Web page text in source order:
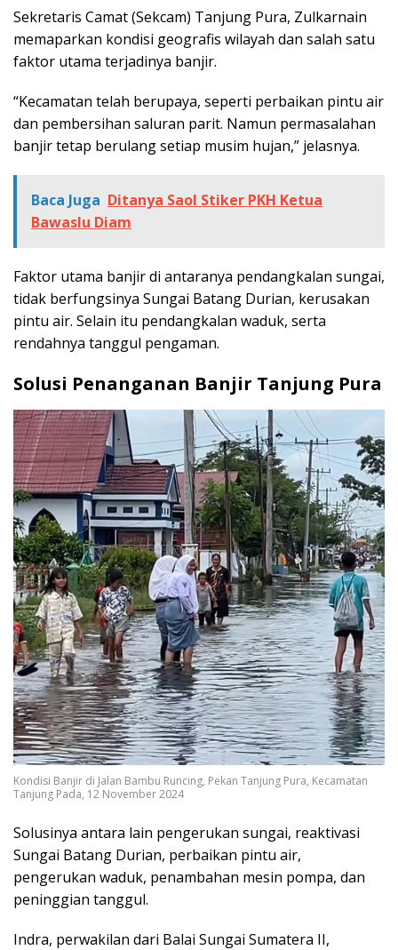
Sekretaris Camat (Sekcam) Tanjung Pura, Zulkarnain
memaparkan kondisi geografis wilayah dan salah satu
faktor utama terjadinya banjir.
“Kecamatan telah berupaya, seperti perbaikan pintu air
dan pembersihan saluran parit. Namun permasalahan
banjir tetap berulang setiap musim hujan,” jelasnya.
Baca Juga Ditanya Saol Stiker PKH Ketua
Bawaslu Diam
Faktor utama banjir di antaranya pendangkalan sungai,
tidak berfungsinya Sungai Batang Durian, kerusakan
pintu air. Selain itu pendangkalan waduk, serta
rendahnya tanggul pengaman.
Solusi Penanganan Banjir Tanjung Pura
Kondisi Banjir di Jalan Bambu Runcing, Pekan Tanjung Pura, Kecamatan
Tanjung Pada, 12 November 2024
Solusinya antara lain pengerukan sungai, reaktivasi
Sungai Batang Durian, perbaikan pintu air,
pengerukan waduk, penambahan mesin pompa, dan
peninggian tanggul.
Indra, perwakilan dari Balai Sungai Sumatera II,